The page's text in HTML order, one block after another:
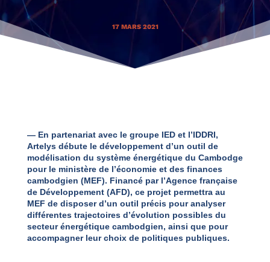
17 MARS 2021
— En partenariat avec le groupe IED et l’IDDRI,
Artelys débute le développement d’un outil de
modélisation du système énergétique du Cambodge
pour le ministère de l’économie et des finances
cambodgien (MEF). Financé par l’Agence française
de Développement (AFD), ce projet permettra au
MEF de disposer d’un outil précis pour analyser
différentes trajectoires d’évolution possibles du
secteur énergétique cambodgien, ainsi que pour
accompagner leur choix de politiques publiques.